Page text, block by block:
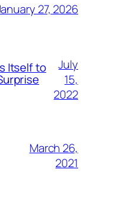
27, 2026
Itself to
July
15,
2022
March 26,
2021